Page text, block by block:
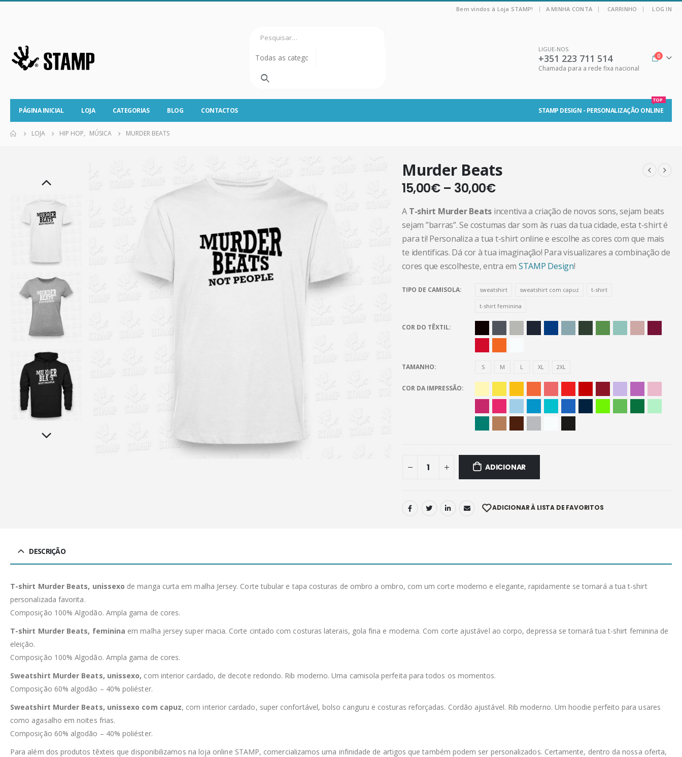
Bem vindos à Loja STAMP! | A MINHA CONTA CARRINHO LOG IN
LIGUE-NOS
+351 223 711 514
Chamada para a rede fixa nacional
0
PÁGINA INICIAL LOJA CATEGORIAS BLOG CONTACTOS STAMP DESIGN - PERSONALIZAÇÃO ONLINE
TOP
LOJA HIP HOP, MÚSICA MURDER BEATS
Murder Beats
15,00€– 30,00€
A T-shirt Murder Beats incentiva a criação de novos sons, sejam beats
sejam ”barras”. Se costumas dar som às ruas da tua cidade, esta t-shirt é
para ti! Personaliza a tua t-shirt online e escolhe as cores com que mais
te identificas. Dá cor à tua imaginação! Para visualizares a combinação de
cores que escolheste, entra em STAMP Design!
TIPO DE CAMISOLA sweatshirt sweatshirt com capuz t-shirt
t-shirt feminina
COR DO TÊXTIL
TAMANHO S M L XL 2XL
COR DA IMPRESSÃO
ADICIONAR
ADICIONAR À LISTA DE FAVORITOS
DESCRIÇÃO
T-shirt Murder Beats, unissexo de manga curta em malha Jersey. Corte tubular e tapa costuras de ombro a ombro, com um corte moderno e elegante, rapidamente se tornará a tua t-shirt
personalizada favorita.
Composição 100% Algodão. Ampla gama de cores.
T-shirt Murder Beats, feminina em malha jersey super macia. Corte cintado com costuras laterais, gola fina e moderna. Com corte ajustável ao corpo, depressa se tornará tua t-shirt feminina de
eleição.
Composição 100% Algodão. Ampla gama de cores.
Sweatshirt Murder Beats, unissexo, com interior cardado, de decote redondo. Rib moderno. Uma camisola perfeita para todos os momentos.
Composição 60% algodão – 40% poliéster.
Sweatshirt Murder Beats, unissexo com capuz, com interior cardado, super confortável, bolso canguru e costuras reforçadas. Cordão ajustável. Rib moderno. Um hoodie perfeito para usares
como agasalho em noites frias.
Composição 60% algodão – 40% poliéster.
Para além dos produtos têxteis que disponibilizamos na loja online STAMP, comercializamos uma infinidade de artigos que também podem ser personalizados. Certamente, dentro da nossa oferta,